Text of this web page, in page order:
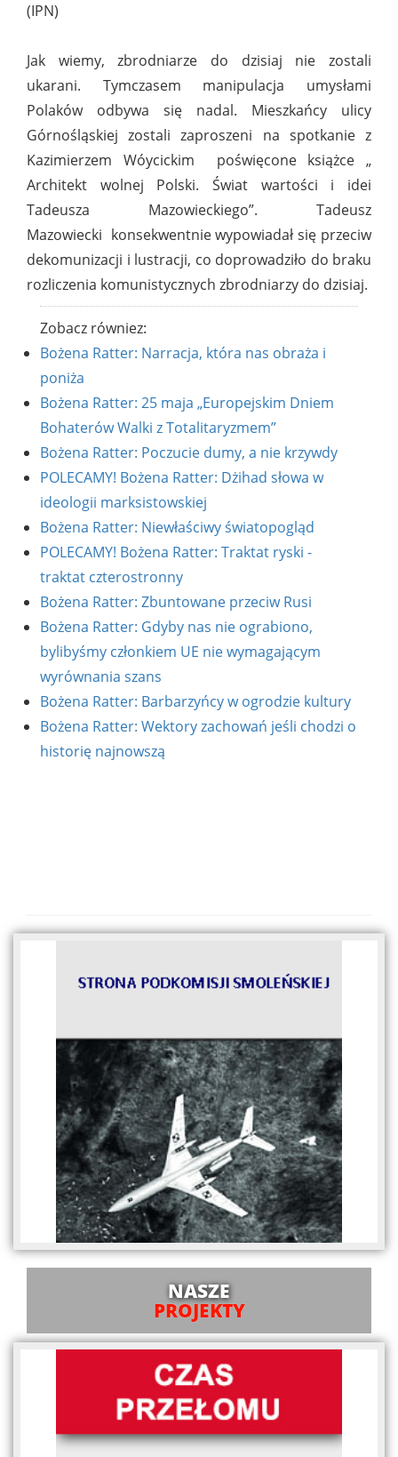
(IPN)
Jak wiemy, zbrodniarze do dzisiaj nie zostali
ukarani. Tymczasem manipulacja umysłami
Polaków odbywa się nadal. Mieszkańcy ulicy
Górnośląskiej zostali zaproszeni na spotkanie z
Kazimierzem Wóycickim poświęcone książce „
Architekt wolnej Polski. Świat wartości i idei
Tadeusza Mazowieckiego”. Tadeusz
Mazowiecki konsekwentnie wypowiadał się przeciw
dekomunizacji i lustracji, co doprowadziło do braku
rozliczenia komunistycznych zbrodniarzy do dzisiaj.
Zobacz równiez:
Bożena Ratter: Narracja, która nas obraża i
poniża
Bożena Ratter: 25 maja „Europejskim Dniem
Bohaterów Walki z Totalitaryzmem”
Bożena Ratter: Poczucie dumy, a nie krzywdy
POLECAMY! Bożena Ratter: Dżihad słowa w
ideologii marksistowskiej
Bożena Ratter: Niewłaściwy światopogląd
POLECAMY! Bożena Ratter: Traktat ryski -
traktat czterostronny
Bożena Ratter: Zbuntowane przeciw Rusi
Bożena Ratter: Gdyby nas nie ograbiono,
bylibyśmy członkiem UE nie wymagającym
wyrównania szans
Bożena Ratter: Barbarzyńcy w ogrodzie kultury
Bożena Ratter: Wektory zachowań jeśli chodzi o
historię najnowszą
NASZE
PROJEKTY